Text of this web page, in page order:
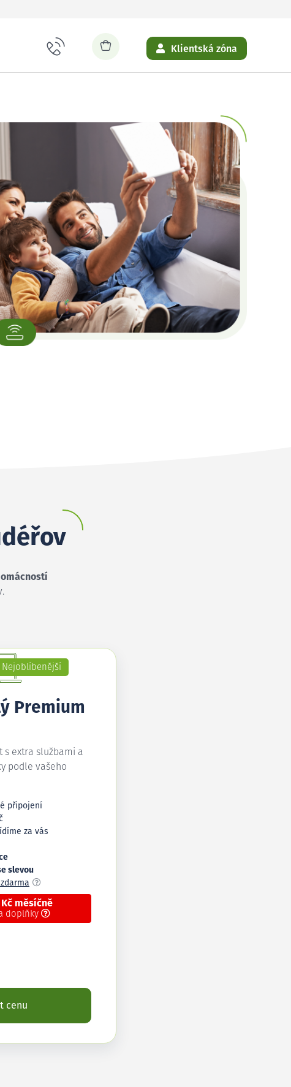
Klientská zóna
Nejoblíbenější
Premium
s extra službami a
podle vašeho
připojení
za vás
slevou
Kč měsíčně
doplňky
cenu